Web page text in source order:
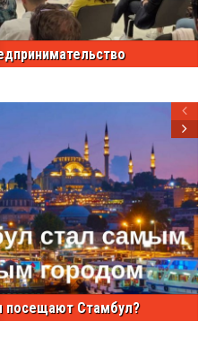
посещают Стамбул?